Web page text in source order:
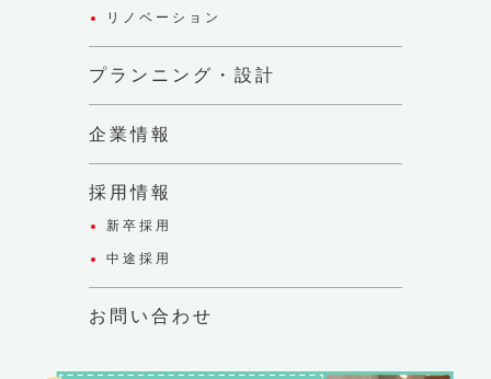
リノベーション
プランニング・設計
企業情報
採用情報
新卒採用
中途採用
お問い合わせ